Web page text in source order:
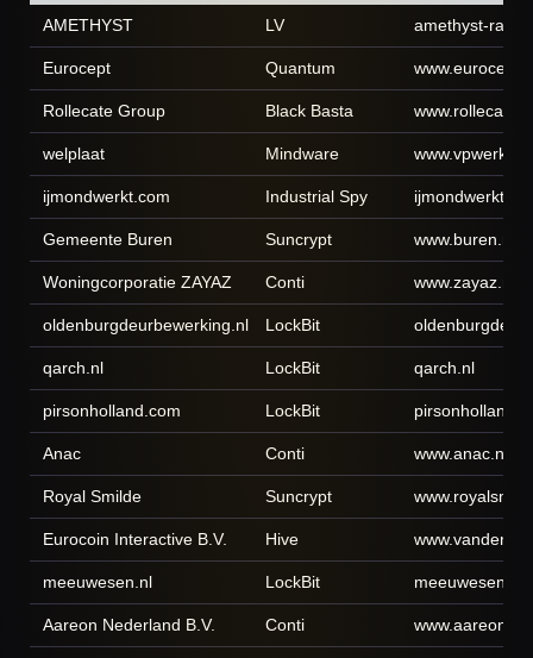
AMETHYST LV amethyst-
Eurocept Quantum
Rollecate Group Black Basta
welplaat Mindware www.vpwerkt.nl
ijmondwerkt.com Industrial Spy
Gemeente Buren Suncrypt www.buren.nl
Woningcorporatie ZAYAZ Conti www.zayaz.nl
oldenburgdeurbewerking.nl LockBit
qarch.nl LockBit qarch.nl
pirsonholland.com LockBit
Anac Conti www.anac.nl
Royal Smilde Suncrypt
Eurocoin Interactive B.V. Hive
meeuwesen.nl LockBit meeuwesen.nl
Aareon Nederland B.V. Conti www.aareon.nl